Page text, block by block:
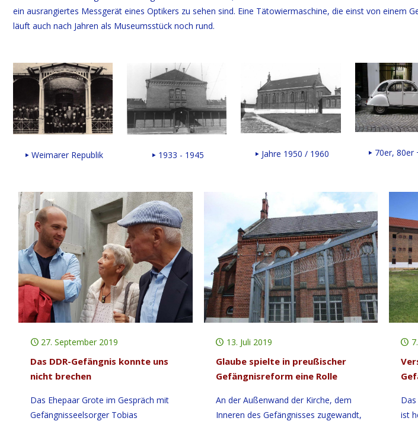
ein ausrangiertes Messgerät eines Optikers zu sehen sind. Eine Tätowiermaschine, die einst von einem
läuft auch nach Jahren als Museumsstück noch rund.
Weimarer Republik 1933 - 1945 Jahre 1950 / 1960 70er, 80er
27. September 2019
Das DDR-Gefängnis konnte uns
nicht brechen
Das Ehepaar Grote im Gespräch mit
Gefängnisseelsorger Tobias
13. Juli 2019
Glaube spielte in preußischer
Gefängnisreform eine Rolle
An der Außenwand der Kirche, dem
Inneren des Gefängnisses zugewandt,
ist